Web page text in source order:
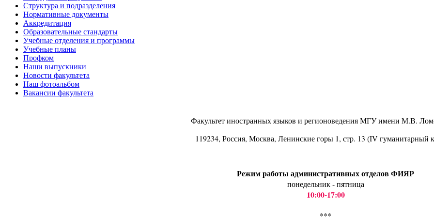
Структура и подразделения
Нормативные документы
Аккредитация
Образовательные стандарты
Учебные отделения и программы
Учебные планы
Профком
Наши выпускники
Новости факультета
Наш фотоальбом
Вакансии факультета
Факультет иностранных языков и регионоведения МГУ имени М.В.
119234, Россия, Москва, Ленинские горы 1, стр. 13 (IV гуманитарный
Режим работы административных отделов ФИЯР
понедельник - пятница
10:00-17:00